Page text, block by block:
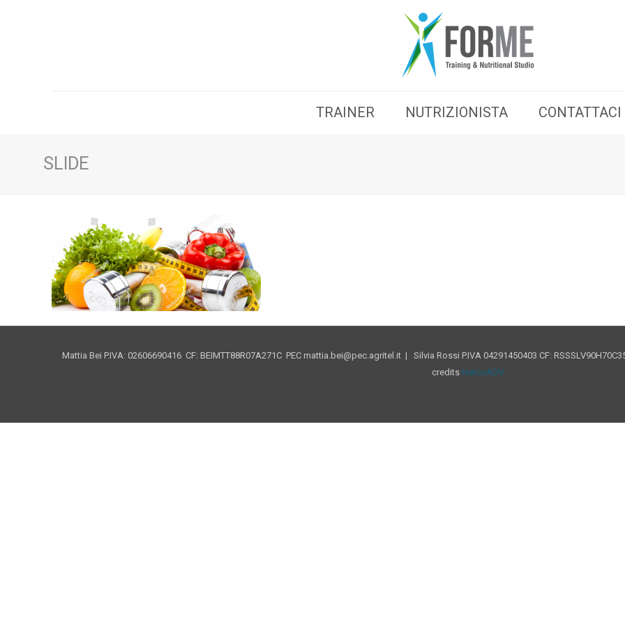
TRAINER NUTRIZIONISTA CONTATTACI
SLIDE
Mattia Bei P.IVA: 02606690416 CF: BEIMTT88R07A271C PEC mattia.bei@pec.agritel.it | Silvia Rossi P.IVA 04291450403 CF:
credits NetcoADV